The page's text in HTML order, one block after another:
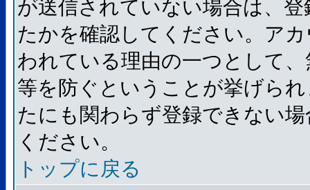
が送信されていない場合は、
たかを確認してください。ア
われている理由の一つとして
等を防ぐということが挙げら
たにも関わらず登録できない
ください。
トップに戻る